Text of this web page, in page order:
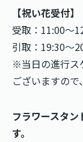
【祝い花受付】
受取：11:00〜
引取：19:30〜
※当日の進行ス
ございますので
フラワースタ
す。